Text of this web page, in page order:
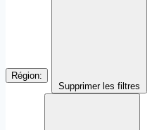
Région:
Supprimer les filtres